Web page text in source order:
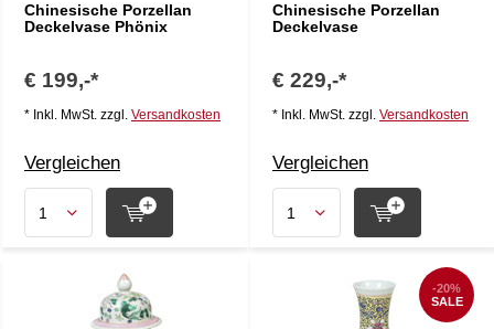
Chinesische Porzellan
Deckelvase Phönix
€ 199,-*
* Inkl. MwSt. zzgl. Versandkosten
Vergleichen
Chinesische Porzellan
Deckelvase
€ 229,-*
* Inkl. MwSt. zzgl. Versandkosten
Vergleichen
-20%
SALE